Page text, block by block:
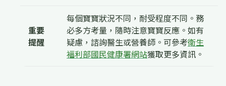
重要
提醒
每個寶寶狀況不同，耐受程度不同。務
必多方考量，隨時注意寶寶反應。如有
疑慮，諮詢醫生或營養師。可參考衛生
福利部國民健康署網站獲取更多資訊。